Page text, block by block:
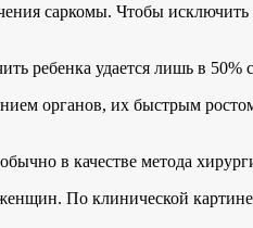
саркомы. Чтобы
ребенка удается лишь в 50%
органов, их быстрым
в качестве метода
По клинической